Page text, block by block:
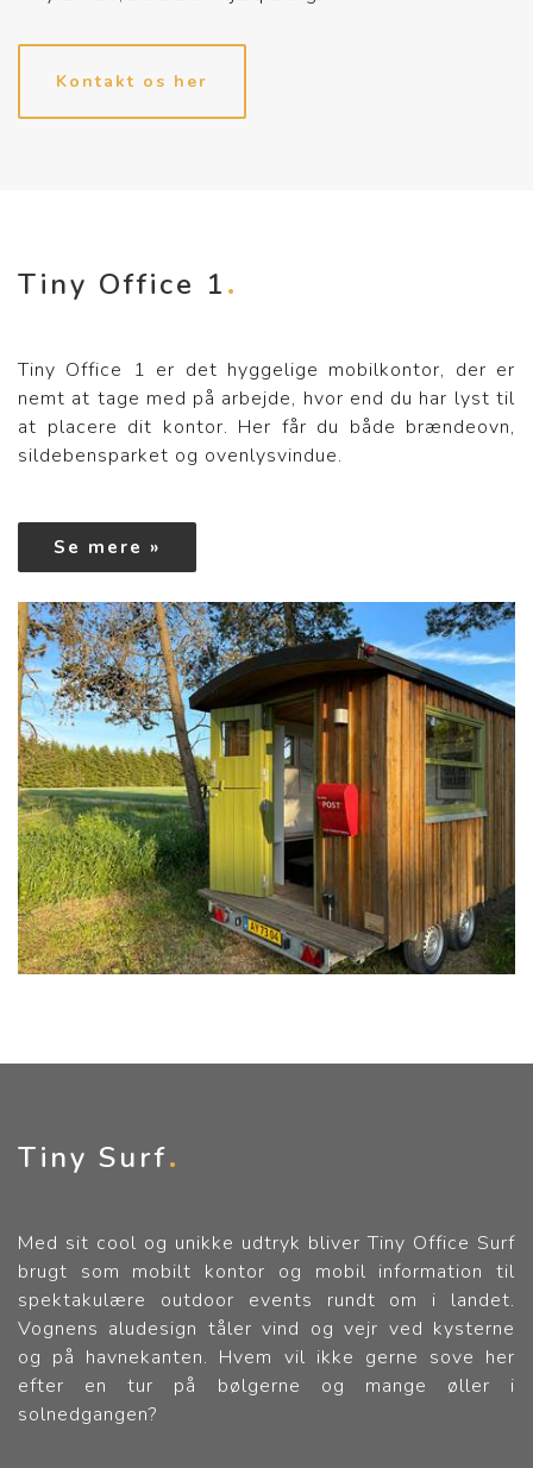
Kontakt os her
Tiny Office 1
Tiny Office 1 er det hyggelige mobilkontor, der er
nemt at tage med på arbejde, hvor end du har lyst til
at placere dit kontor. Her får du både brændeovn,
sildebensparket og ovenlysvindue.
Se mere
Tiny Surf
Med sit cool og unikke udtryk bliver Tiny Office Surf
brugt som mobilt kontor og mobil information til
spektakulære outdoor events rundt om i landet.
Vognens aludesign tåler vind og vejr ved kysterne
og på havnekanten. Hvem vil ikke gerne sove her
efter en tur på bølgerne og mange øller i
solnedgangen?